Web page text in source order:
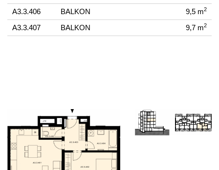
A3.3.406 BALKON 9,5 m2
A3.3.407 BALKON 9,7 m2